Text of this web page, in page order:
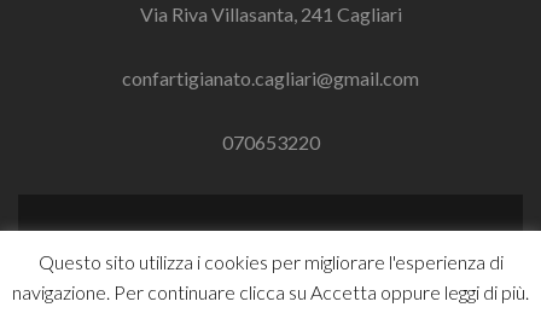
Via Riva Villasanta, 241 Cagliari
confartigianato.cagliari@gmail.com
070653220
a
Facebook
a
Linkedin
Questo sito utilizza i cookies per migliorare l'esperienza di
navigazione. Per continuare clicca su Accetta oppure leggi di più.